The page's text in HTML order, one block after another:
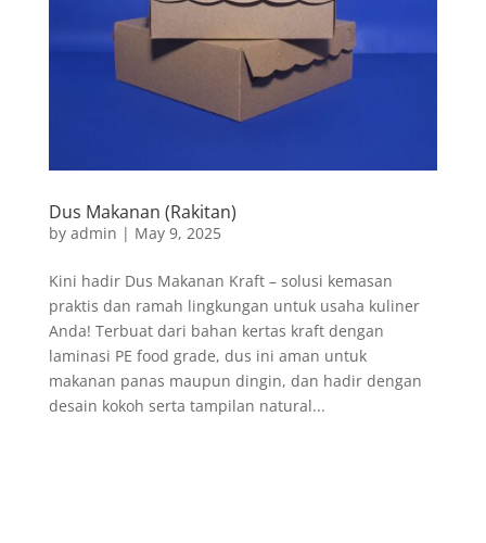
Dus Makanan (Rakitan)
by admin | May 9, 2025
Kini hadir Dus Makanan Kraft – solusi kemasan
praktis dan ramah lingkungan untuk usaha kuliner
Anda! Terbuat dari bahan kertas kraft dengan
laminasi PE food grade, dus ini aman untuk
makanan panas maupun dingin, dan hadir dengan
desain kokoh serta tampilan natural...